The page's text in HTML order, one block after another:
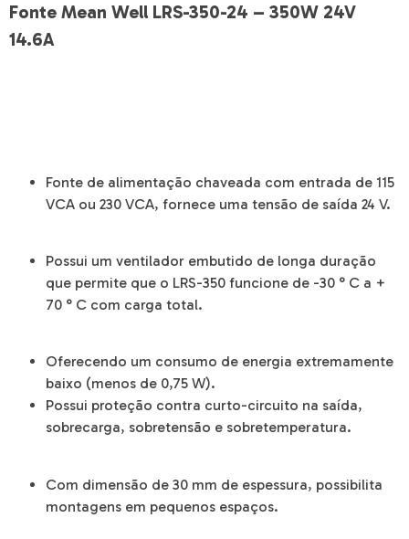
Fonte Mean Well LRS-350-24 – 350W 24V
14.6A
Fonte de alimentação chaveada com entrada de 115
VCA ou 230 VCA, fornece uma tensão de saída 24 V.
Possui um ventilador embutido de longa duração
que permite que o LRS-350 funcione de -30 ° C a +
70 ° C com carga total.
Oferecendo um consumo de energia extremamente
baixo (menos de 0,75 W).
Possui proteção contra curto-circuito na saída,
sobrecarga, sobretensão e sobretemperatura.
Com dimensão de 30 mm de espessura, possibilita
montagens em pequenos espaços.